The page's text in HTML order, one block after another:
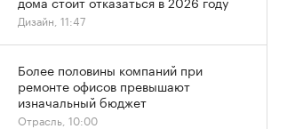
Дизайн, 11:47
Более половины компаний при
ремонте офисов превышают
изначальный бюджет
Отрасль, 10:00